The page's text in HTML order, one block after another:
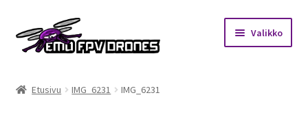
Siirry
navigointiin
Siirry
sisältöön
Valikko
Etusivu IMG_6231 IMG_6231